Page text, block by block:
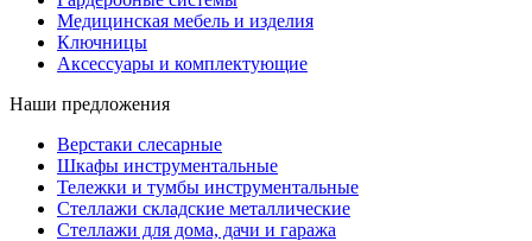
Медицинская мебель и изделия
Ключницы
Аксессуары и комплектующие
Наши предложения
Верстаки слесарные
Шкафы инструментальные
Тележки и тумбы инструментальные
Стеллажи складские металлические
Стеллажи для дома, дачи и гаража